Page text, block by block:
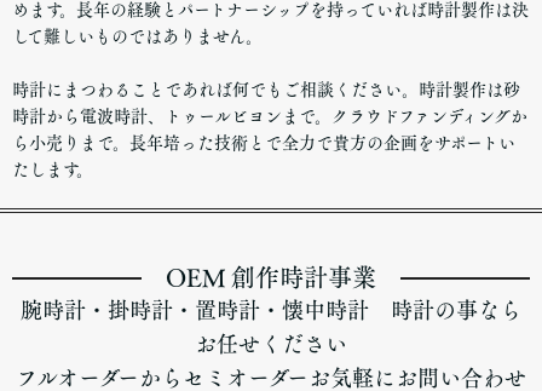
めます。長年の経験とパートナーシップを持っていれば時計製作は決
して難しいものではありません。
時計にまつわることであれば何でもご相談ください。時計製作は砂
時計から電波時計、トゥールビヨンまで。クラウドファンディングか
ら小売りまで。長年培った技術とで全力で貴方の企画をサポートい
たします。
OEM 創作時計事業
腕時計・掛時計・置時計・懐中時計 時計の事なら
お任せください
フルオーダーからセミオーダーお気軽にお問い合わせ